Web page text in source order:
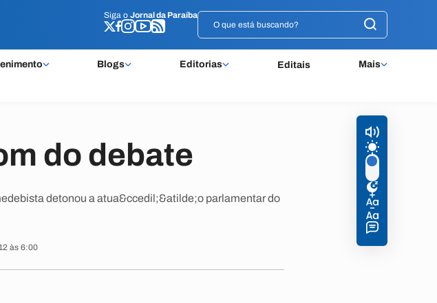
Siga o Jornal da Paraíba
Blogs Editorias Editais Mais
Siga o Jornal da Paraíba
do debate
detonou a atua&ccedil;&atilde;o parlamentar do
às 6:00